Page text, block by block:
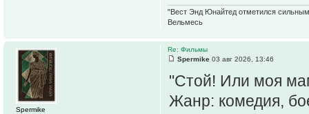
"Вест Энд Юнайтед отметился сильным
Вельмесь
Re: Фильмы
Spermike 03 авг 2026, 13:46
"Стой! Или моя
Жанр: комедия,
Spermike